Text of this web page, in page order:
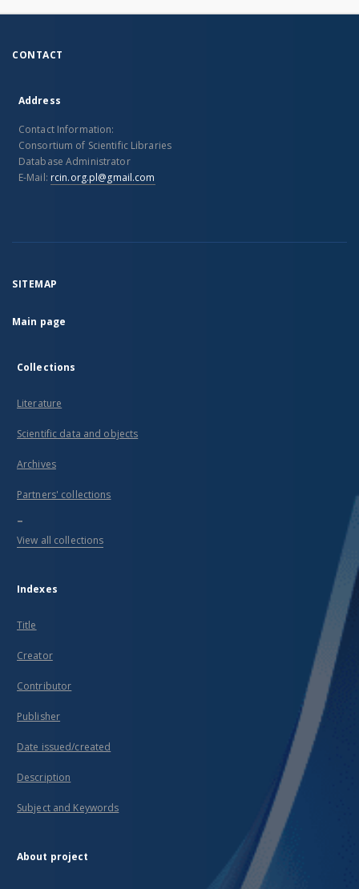
CONTACT
Address
Contact Information:
Consortium of Scientific Libraries
Database Administrator
E-Mail: rcin.org.pl@gmail.com
SITEMAP
Main page
Collections
Literature
Scientific data and objects
Archives
Partners' collections
...
View all collections
Indexes
Title
Creator
Contributor
Publisher
Date issued/created
Description
Subject and Keywords
About project